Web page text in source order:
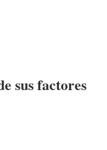
sus factores